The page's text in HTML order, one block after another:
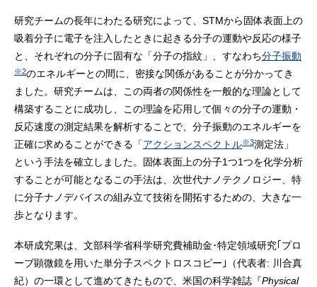
研究チームの長年にわたる研究によって、STMから固体表面上の
吸着分子に電子を注入したときに起きる分子の運動や反応の様子
と、それぞれの分子に固有な「分子の指紋」、すなわち分子振動
※2のエネルギーとの間に、密接な関係があることが分かってき
ました。研究チームは、この両者の関係性を一般的な理論として
構築することに成功し、この理論を応用して個々の分子の運動・
反応速度の測定結果を解析することで、分子振動のエネルギーを
正確に求めることができる「アクションスペクトル※3測定法」
という手法を確立しました。固体表面上の分子1つ1つを化学分析
することが可能となるこの手法は、次世代ナノテクノロジー、特
に分子ナノデバイスの組み立て技術を開拓するための、大きな一
歩となります。
本研成究果は、文部科学省科学研究費補助金･特定領域研究｢プロ
ーブ顕微鏡を用いた単分子スペクトロスコピー｣（代表者: 川合真
紀）の一環として進めてきたもので、米国の科学雑誌『Physical